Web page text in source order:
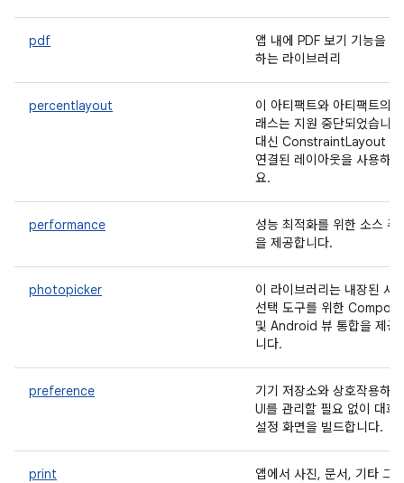
pdf
앱 내에 PDF 보기 기능을 추
하는 라이브러리
percentlayout
이 아티팩트와 아티팩트의
래스는 지원 중단되었습니
대신 ConstraintLayout 및
연결된 레이아웃을 사용하세
요.
performance
성능 최적화를 위한 소스 주
을 제공합니다.
photopicker
이 라이브러리는 내장된 사
선택 도구를 위한 Compose
및 Android 뷰 통합을 제공
니다.
preference
기기 저장소와 상호작용하
UI를 관리할 필요 없이 대화
설정 화면을 빌드합니다.
print
앱에서 사진, 문서, 기타 그